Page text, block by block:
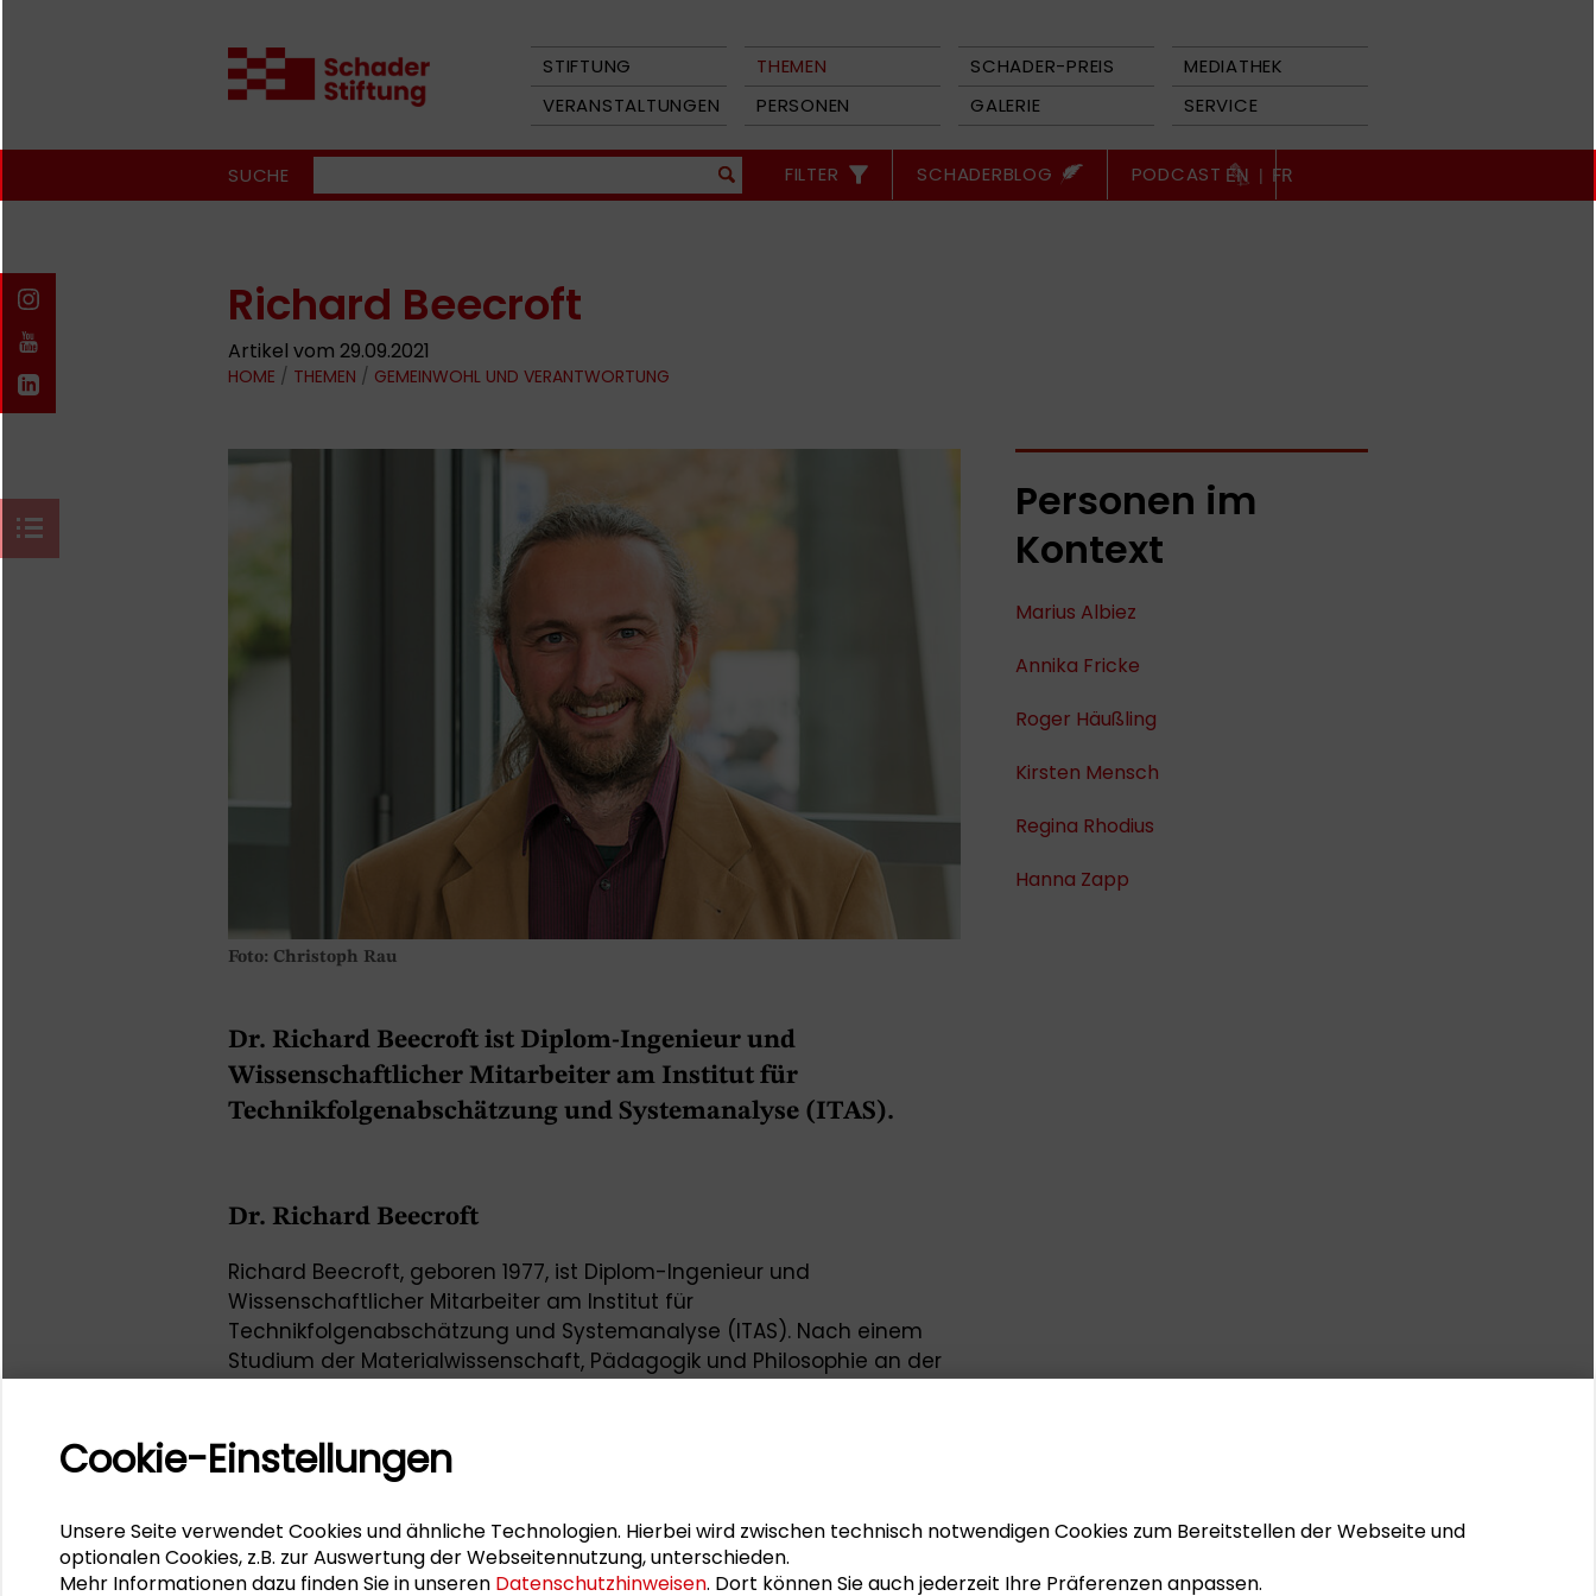
STIFTUNG THEMEN SCHADER-PREIS
MEDIATHEK
VERANSTALTUNGEN
PERSONEN GALERIE SERVICE
SUCHE FILTER SCHADERBLOG PODCAST EN | FR
Richard Beecroft
Artikel vom 29.09.2021
HOME / THEMEN / GEMEINWOHL UND VERANTWORTUNG
Foto: Christoph Rau
Dr. Richard Beecroft ist Diplom-Ingenieur und
Wissenschaftlicher Mitarbeiter am Institut für
Technikfolgenabschätzung und Systemanalyse (ITAS).
Dr. Richard Beecroft
Richard Beecroft, geboren 1977, ist Diplom-Ingenieur und
Wissenschaftlicher Mitarbeiter am Institut für
Technikfolgenabschätzung und Systemanalyse (ITAS). Nach einem
Studium der Materialwissenschaft, Pädagogik und Philosophie an der
„Nachhaltigkeit und gesellschaftliche Transformation“ am Karlsruher
Institut für Technologie (KIT) an und ist Geschäftsführer der Karlsruher
Er war Impulsgeber bei derJahrestagung des Großen Konvents
Schader-Stiftung zum Thema „Normalität als Experiment“ am 29.
Personen im
Kontext
Marius Albiez
Annika Fricke
Roger Häußling
Kirsten Mensch
Regina Rhodius
Hanna Zapp
Cookie-Einstellungen
Unsere Seite verwendet Cookies und ähnliche Technologien. Hierbei wird zwischen technisch notwendigen Cookies zum Bereitstellen der Webseite und
optionalen Cookies, z.B. zur Auswertung der Webseitennutzung, unterschieden.
Mehr Informationen dazu finden Sie in unseren Datenschutzhinweisen. Dort können Sie auch jederzeit Ihre Präferenzen anpassen.